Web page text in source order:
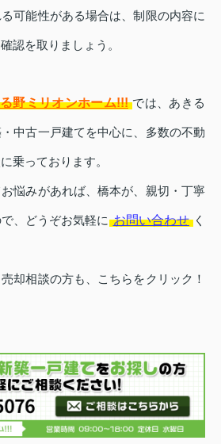
る可能性がある場合は、制限の内容に
認を取りましょう。
野ミリオンホーム!!! では、あきる
中古一戸建てを中心に、多数の不動
乗っております。
悩みがあれば、橋本が、親切・丁寧
、どうぞお気軽に お問い合わせ く
売却相談の方も、こちらをクリック！